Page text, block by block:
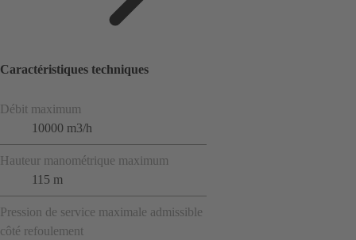
Caractéristiques techniques
Débit maximum
10000 m3/h
Hauteur manométrique maximum
115 m
Pression de service maximale admissible
côté refoulement